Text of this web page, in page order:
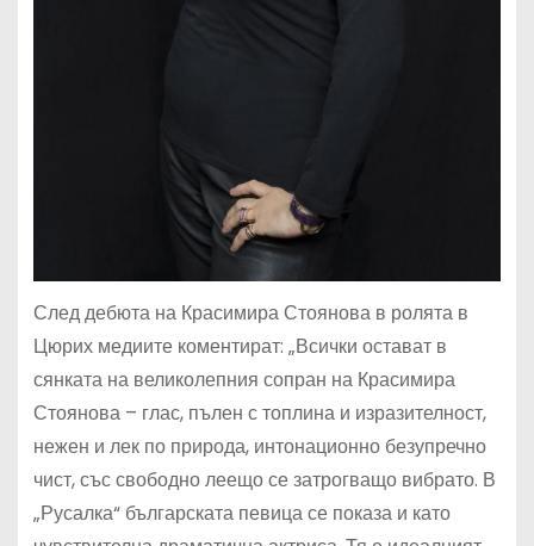
След дебюта на Красимира Стоянова в ролята в
Цюрих медиите коментират: „Всички остават в
сянката на великолепния сопран на Красимира
Стоянова – глас, пълен с топлина и изразителност,
нежен и лек по природа, интонационно безупречно
чист, със свободно леещо се затрогващо вибрато. В
„Русалка“ българската певица се показа и като